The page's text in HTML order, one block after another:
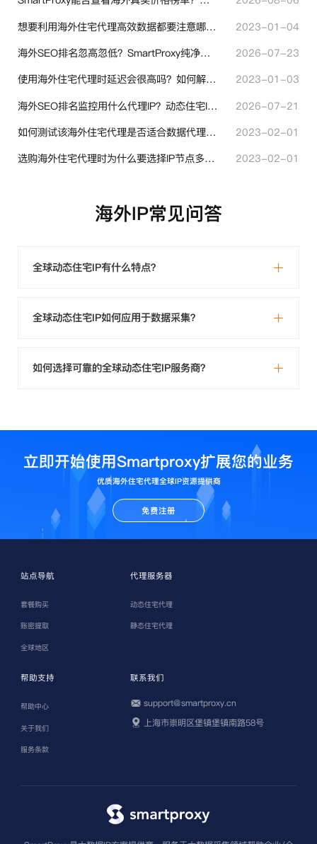
想要利用海外住宅代理高效数据都要注意哪些地方？
2023-01-04
海外SEO排名忽高忽低？SmartProxy纯净住宅IP助力站点权重稳定
2026-07-23
使用海外住宅代理时延迟会很高吗？如何解决？
2023-01-03
海外SEO排名监控用什么代理IP？动态住宅IP与静态住宅IP怎么选
2026-07-21
如何测试该海外住宅代理是否适合数据代理使用？
2023-02-01
选购海外住宅代理时为什么要选择IP节点多的？有什么区别？
2023-02-01
海外IP常见问答
全球动态住宅IP有什么特点？
全球动态住宅IP如何应用于数据采集？
如何选择可靠的全球动态住宅IP服务商？
立即开始使用Smartproxy扩展您的业务
优质海外住宅代理全球IP资源提供商
免费注册
站点导航
套餐购买
账密提取
全球地区
代理服务器
动态住宅代理
静态住宅代理
帮助支持
帮助中心
关于我们
服务条款
联系我们
support@smartproxy.cn
上海市崇明区堡镇堡镇南路58号